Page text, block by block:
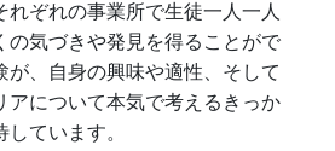
れぞれの事業所で生徒一人一人
の気づきや発見を得ることがで
が、自身の興味や適性、そして
アについて本気で考えるきっか
ています。